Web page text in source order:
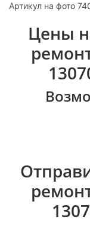
Артикул на фото
Цены